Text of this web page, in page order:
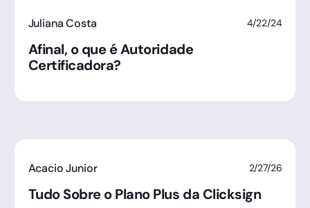
Juliana Costa 4/22/24
Afinal, o que é Autoridade
Certificadora?
Acacio Junior 2/27/26
Tudo Sobre o Plano Plus da Clicksign